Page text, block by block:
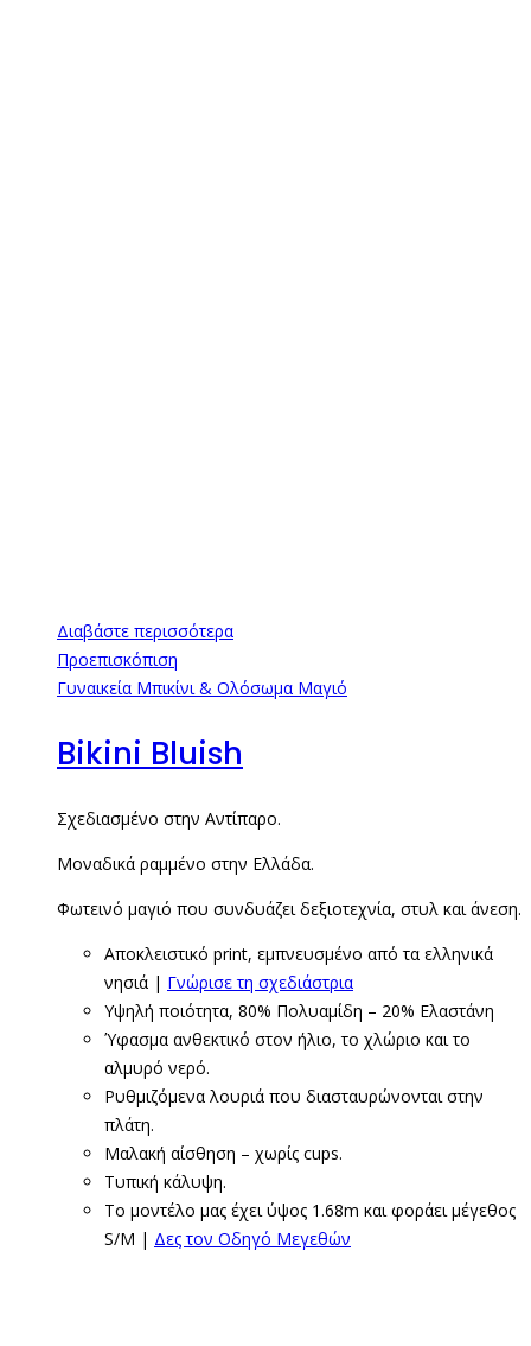
Διαβάστε περισσότερα
Προεπισκόπιση
Γυναικεία Μπικίνι & Ολόσωμα Μαγιό
Bikini Bluish
Σχεδιασμένο στην Αντίπαρο.
Μοναδικά ραμμένο στην Ελλάδα.
Φωτεινό μαγιό που συνδυάζει δεξιοτεχνία, στυλ και άνεση.
Αποκλειστικό print, εμπνευσμένο από τα ελληνικά
νησιά | Γνώρισε τη σχεδιάστρια
Υψηλή ποιότητα, 80% Πολυαμίδη – 20% Ελαστάνη
Ύφασμα ανθεκτικό στον ήλιο, το χλώριο και το
αλμυρό νερό.
Ρυθμιζόμενα λουριά που διασταυρώνονται στην
πλάτη.
Μαλακή αίσθηση – χωρίς cups.
Τυπική κάλυψη.
Το μοντέλο μας έχει ύψος 1.68m και φοράει μέγεθος
S/M | Δες τον Οδηγό Μεγεθών